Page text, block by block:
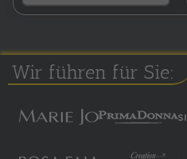
Wir führen für Sie: